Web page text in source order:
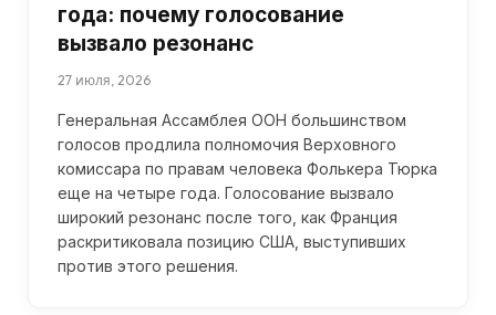
года: почему голосование
вызвало резонанс
27 июля, 2026
Генеральная Ассамблея ООН большинством
голосов продлила полномочия Верховного
комиссара по правам человека Фолькера Тюрка
еще на четыре года. Голосование вызвало
широкий резонанс после того, как Франция
раскритиковала позицию США, выступивших
против этого решения.